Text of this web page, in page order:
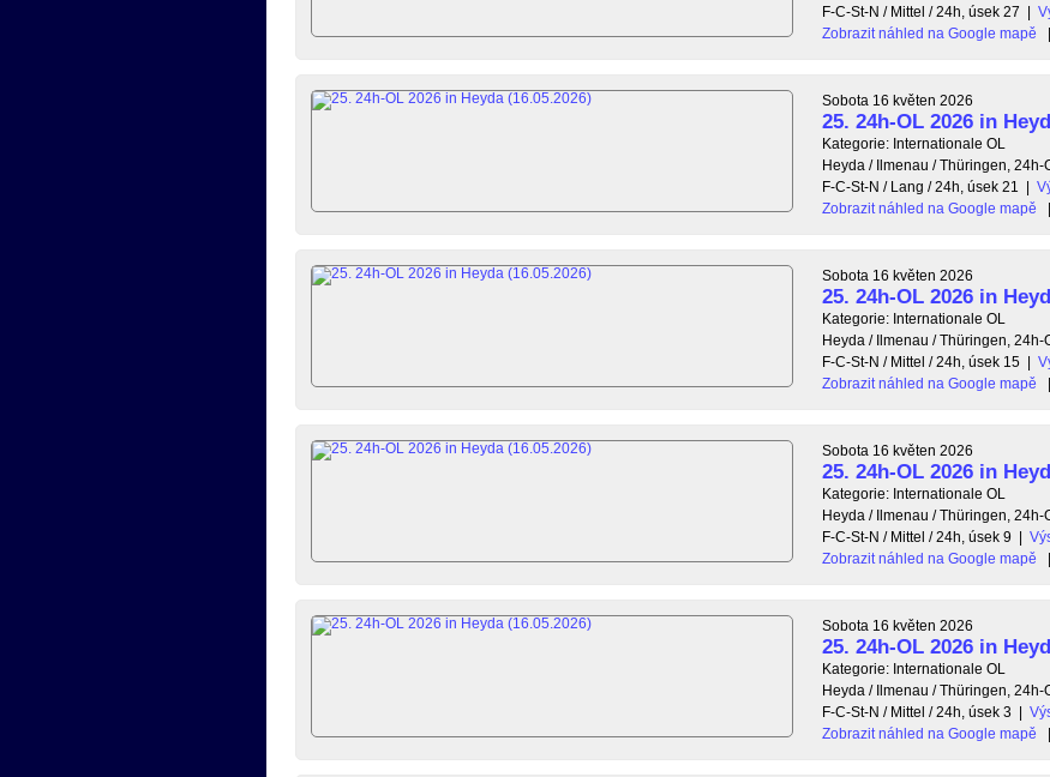
F-C-St-N / Mittel / 24h, úsek 27 |
Zobrazit náhled na Google mapě
|
Sobota 16 květen 2026
25. 24h-OL 2026 in
Kategorie: Internationale OL
Heyda / Ilmenau / Thüringen, 24h-
F-C-St-N / Lang / 24h, úsek 21
|
Zobrazit náhled na Google mapě
|
Sobota 16 květen 2026
25. 24h-OL 2026 in
Kategorie: Internationale OL
Heyda / Ilmenau / Thüringen, 24h-
F-C-St-N / Mittel / 24h, úsek 15 |
Zobrazit náhled na Google mapě
|
Sobota 16 květen 2026
25. 24h-OL 2026 in
Kategorie: Internationale OL
Heyda / Ilmenau / Thüringen, 24h-
F-C-St-N / Mittel / 24h, úsek 9 |
Zobrazit náhled na Google mapě
|
Sobota 16 květen 2026
25. 24h-OL 2026 in
Kategorie: Internationale OL
Heyda / Ilmenau / Thüringen, 24h-
F-C-St-N / Mittel / 24h, úsek 3 |
Zobrazit náhled na Google mapě
|